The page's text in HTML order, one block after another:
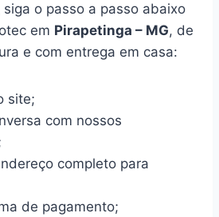
o passo a passo abaixo
em Pirapetinga – MG, de
e com entrega em casa:
site;
com nossos
completo para
de pagamento;